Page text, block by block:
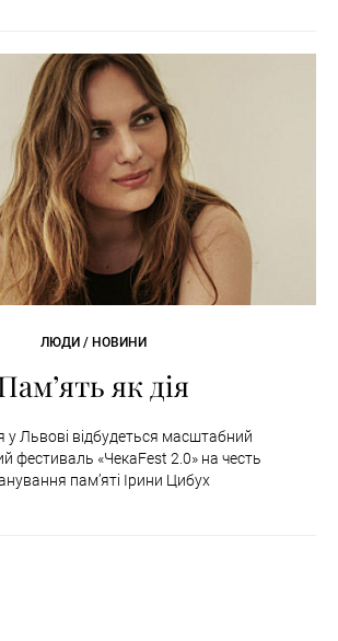
ЛЮДИ / НОВИНИ
як дія
у Львові відбудеться масштабний
фестиваль «ЧекаFest 2.0» на честь
пам’яті Ірини Цибух